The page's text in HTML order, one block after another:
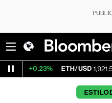
ETH/USD 1,921.558 +0.39%
ESTILO